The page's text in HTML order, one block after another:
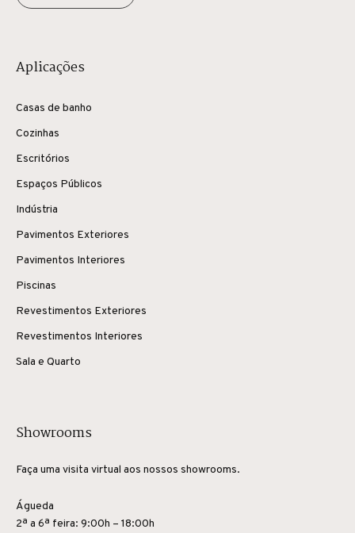
Aplicações
Casas de banho
Cozinhas
Escritórios
Espaços Públicos
Indústria
Pavimentos Exteriores
Pavimentos Interiores
Piscinas
Revestimentos Exteriores
Revestimentos Interiores
Sala e Quarto
Showrooms
Faça uma visita virtual aos nossos showrooms.
Águeda
2ª a 6ª feira: 9:00h – 18:00h